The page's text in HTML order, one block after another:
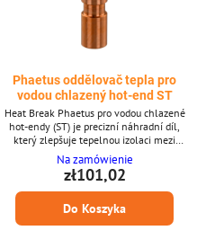
Phaetus oddělovač tepla pro
vodou chlazený hot-end ST
Heat Break Phaetus pro vodou chlazené
hot-endy (ST) je precizní náhradní díl,
který zlepšuje tepelnou izolaci mezi
topným blokem a chladičem. Navržený
pro vodou chlazené sestavy typu ST,
snižuje plíživý únik tepla, stabilizuje
extruzní teploty a zajišťuje spolehlivý tok
filamentu během náročných tisků.
Klíčové vlastnosti * Kompatibilní s vodou
Na zamówienie
zł101,02
Do Koszyka